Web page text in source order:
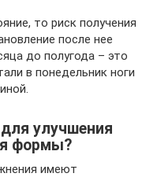
то риск получения
после нее
до полугода – это
в понедельник ноги
улучшения
формы?
имеют